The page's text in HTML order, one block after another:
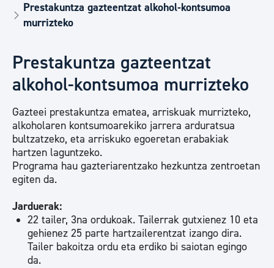
Prestakuntza gazteentzat alkohol-kontsumoa
murrizteko
Prestakuntza gazteentzat
alkohol-kontsumoa murrizteko
Gazteei prestakuntza ematea, arriskuak murrizteko,
alkoholaren kontsumoarekiko jarrera arduratsua
bultzatzeko, eta arriskuko egoeretan erabakiak
hartzen laguntzeko.
Programa hau gazteriarentzako hezkuntza zentroetan
egiten da.
Jarduerak:
22 tailer, 3na ordukoak. Tailerrak gutxienez 10 eta
gehienez 25 parte hartzailerentzat izango dira.
Tailer bakoitza ordu eta erdiko bi saiotan egingo
da.